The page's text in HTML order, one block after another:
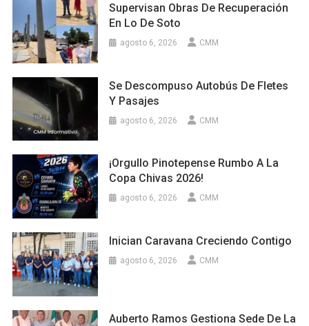
Supervisan Obras De Recuperación
En Lo De Soto
agosto 6, 2026 CMM
Se Descompuso Autobús De Fletes
Y Pasajes
agosto 6, 2026 CMM
¡Orgullo Pinotepense Rumbo A La
Copa Chivas 2026!
agosto 6, 2026 CMM
Inician Caravana Creciendo Contigo
agosto 6, 2026 CMM
Auberto Ramos Gestiona Sede De La